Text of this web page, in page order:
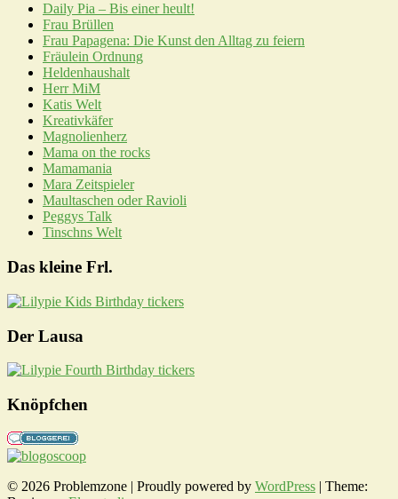
Daily Pia – Bis einer heult!
Frau Brüllen
Frau Papagena: Die Kunst den Alltag zu feiern
Fräulein Ordnung
Heldenhaushalt
Herr MiM
Katis Welt
Kreativkäfer
Magnolienherz
Mama on the rocks
Mamamania
Mara Zeitspieler
Maultaschen oder Ravioli
Peggys Talk
Tinschns Welt
Das kleine Frl.
Der Lausa
Knöpfchen
© 2026 Problemzone | Proudly powered by WordPress | Theme: